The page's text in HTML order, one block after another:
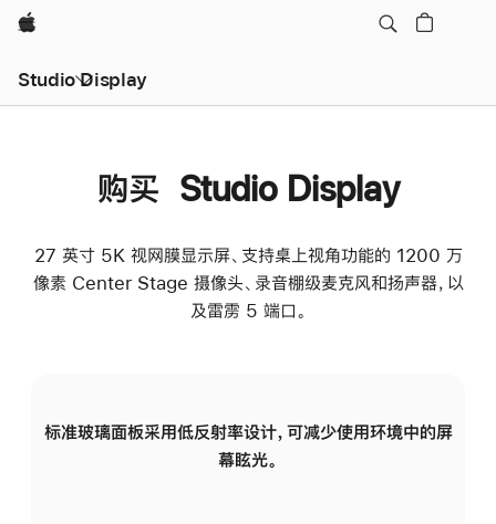
Apple
Studio Display
购买 Studio Display
27 英寸 5K 视网膜显示屏、支持桌上视角功能的 1200 万
像素 Center Stage 摄像头、录音棚级麦克风和扬声器，以
及雷雳 5 端口。
标准玻璃面板采用低反射率设计，可减少使用环境中的屏
幕眩光。